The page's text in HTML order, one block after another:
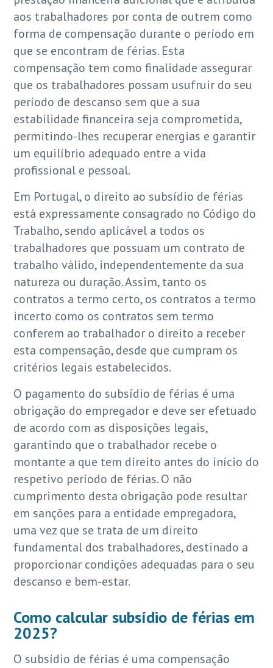
aos trabalhadores por conta de outrem como
forma de compensação durante o período em
que se encontram de férias. Esta
compensação tem como finalidade assegurar
que os trabalhadores possam usufruir do seu
período de descanso sem que a sua
estabilidade financeira seja comprometida,
permitindo-lhes recuperar energias e garantir
um equilíbrio adequado entre a vida
profissional e pessoal.
Em Portugal, o direito ao subsídio de férias
está expressamente consagrado no Código do
Trabalho, sendo aplicável a todos os
trabalhadores que possuam um contrato de
trabalho válido, independentemente da sua
natureza ou duração. Assim, tanto os
contratos a termo certo, os contratos a termo
incerto como os contratos sem termo
conferem ao trabalhador o direito a receber
esta compensação, desde que cumpram os
critérios legais estabelecidos.
O pagamento do subsídio de férias é uma
obrigação do empregador e deve ser efetuado
de acordo com as disposições legais,
garantindo que o trabalhador recebe o
montante a que tem direito antes do início do
respetivo período de férias. O não
cumprimento desta obrigação pode resultar
em sanções para a entidade empregadora,
uma vez que se trata de um direito
fundamental dos trabalhadores, destinado a
proporcionar condições adequadas para o seu
descanso e bem-estar.
Como calcular subsídio de férias em
2025?
O subsídio de férias é uma compensação